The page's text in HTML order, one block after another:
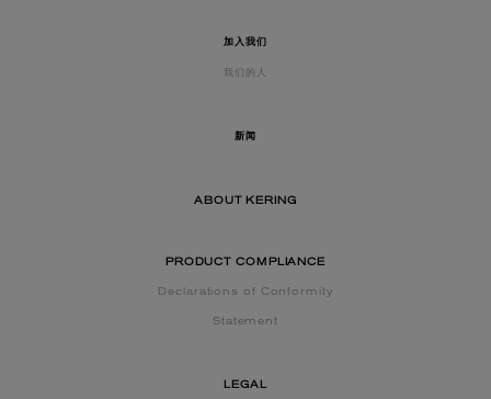
加入我们
我们的人
新闻
ABOUT KERING
PRODUCT COMPLIANCE
Declarations of Conformity
Statement
LEGAL